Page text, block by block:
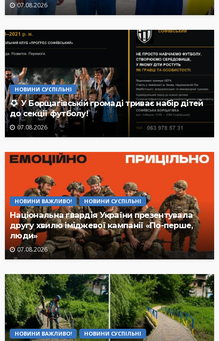
07.08.2026
НОВИНИ СУСПІЛЬНІ
У Борщагівській громаді триває набір дітей
до секції футболу!
07.08.2026
НОВИНИ ВАЖЛИВО! НОВИНИ СУСПІЛЬНІ
Національна гвардія України презентувала
другу хвилю іміджевої кампанії «По-перше,
люди»
07.08.2026
НОВИНИ ВАЖЛИВО! НОВИНИ СУСПІЛЬНІ